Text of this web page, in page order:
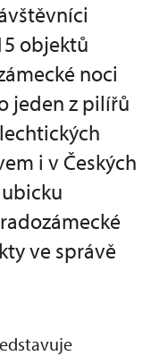
objektů
noci
jeden z pilířů
i v Českých
ve správě